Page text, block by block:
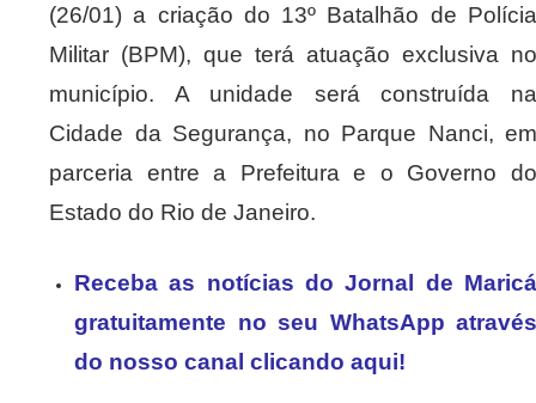
(26/01) a criação do 13º Batalhão de Polícia
Militar (BPM), que terá atuação exclusiva no
município. A unidade será construída na
Cidade da Segurança, no Parque Nanci, em
parceria entre a Prefeitura e o Governo do
Estado do Rio de Janeiro.
Receba as notícias do Jornal de Maricá
gratuitamente no seu WhatsApp através
do nosso canal clicando aqui!